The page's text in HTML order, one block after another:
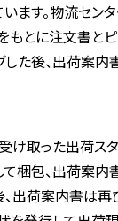
ます。物流セン
もとに注文書と
した後、出荷案
け取った出荷ス
梱包、出荷案内
、出荷案内書は